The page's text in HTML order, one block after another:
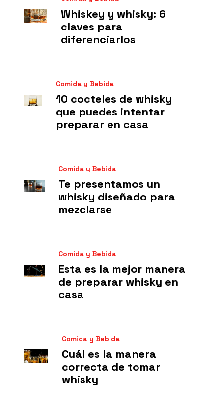
Whiskey y whisky: 6
claves para
diferenciarlos
Comida y Bebida
10 cocteles de whisky
que puedes intentar
preparar en casa
Comida y Bebida
Te presentamos un
whisky diseñado para
mezclarse
Comida y Bebida
Esta es la mejor manera
de preparar whisky en
casa
Comida y Bebida
Cuál es la manera
correcta de tomar
whisky